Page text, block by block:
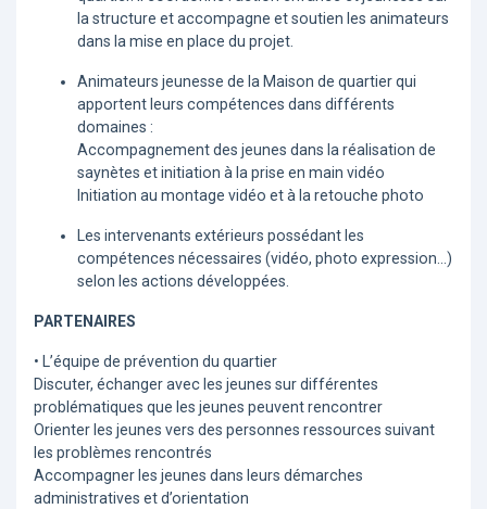
la structure et accompagne et soutien les animateurs
dans la mise en place du projet.
Animateurs jeunesse de la Maison de quartier qui
apportent leurs compétences dans différents
domaines :
Accompagnement des jeunes dans la réalisation de
saynètes et initiation à la prise en main vidéo
Initiation au montage vidéo et à la retouche photo
Les intervenants extérieurs possédant les
compétences nécessaires (vidéo, photo expression…)
selon les actions développées.
PARTENAIRES
• L’équipe de prévention du quartier
Discuter, échanger avec les jeunes sur différentes
problématiques que les jeunes peuvent rencontrer
Orienter les jeunes vers des personnes ressources suivant
les problèmes rencontrés
Accompagner les jeunes dans leurs démarches
administratives et d’orientation